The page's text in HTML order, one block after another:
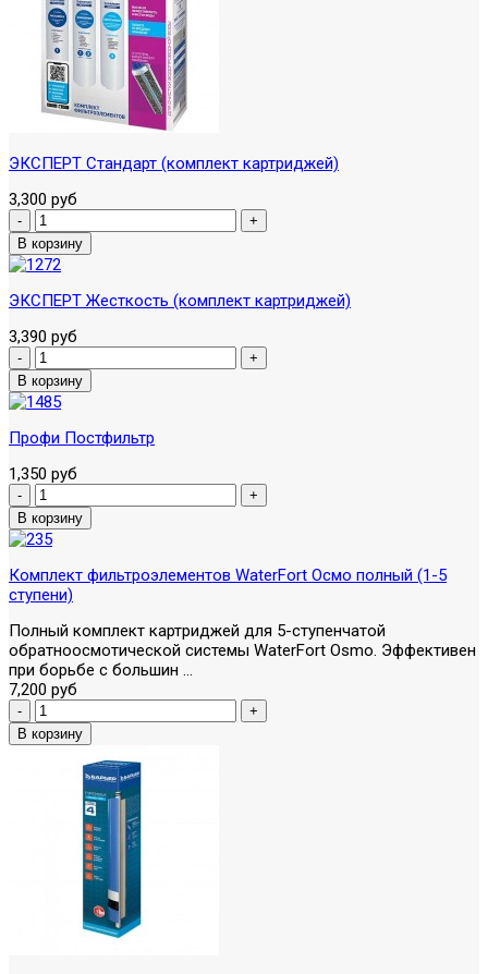
ЭКСПЕРТ Стандарт (комплект картриджей)
3,300 руб
ЭКСПЕРТ Жесткость (комплект картриджей)
3,390 руб
Профи Постфильтр
1,350 руб
Комплект фильтроэлементов WaterFort Осмо полный (1-5
ступени)
Полный комплект картриджей для 5-ступенчатой
обратноосмотической системы WaterFort Osmo. Эффективен
при борьбе с большин ...
7,200 руб